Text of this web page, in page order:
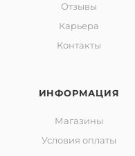
Отзывы
Карьера
Контакты
ИНФОРМАЦИЯ
Магазины
Условия оплаты